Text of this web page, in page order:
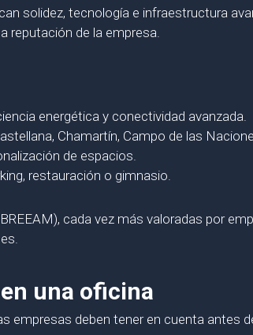
solidez, tecnología e infraestructura
reputación de la empresa.
energética y conectividad avanzada.
Chamartín, Campo de las
de espacios.
restauración o gimnasio.
cada vez más valoradas por
una oficina
empresas deben tener en cuenta antes